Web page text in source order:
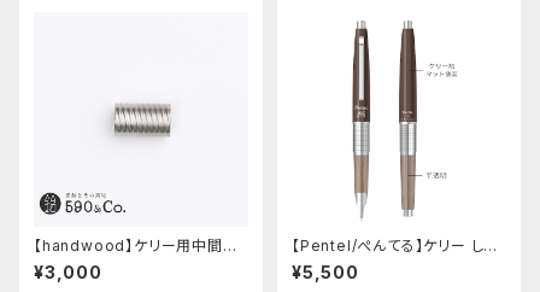
【handwood】ケリー用中間パ
ーツ/カスタムグリップ (多条/ス
テンレス)
¥3,000
【Pentel/ぺんてる】ケリー しー
さーコラボ限定カラー
¥5,500